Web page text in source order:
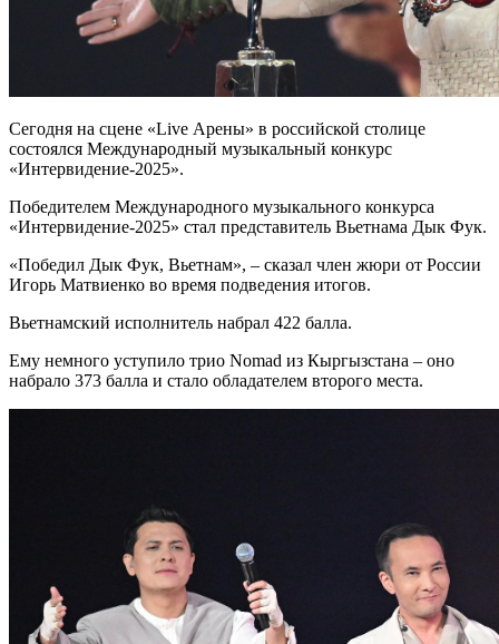
Сегодня на сцене «Live Арены» в российской столице
состоялся Международный музыкальный конкурс
«Интервидение-2025».
Победителем Международного музыкального конкурса
«Интервидение-2025» стал представитель Вьетнама Дык Фук.
«Победил Дык Фук, Вьетнам», – сказал член жюри от России
Игорь Матвиенко во время подведения итогов.
Вьетнамский исполнитель набрал 422 балла.
Ему немного уступило трио Nomad из Кыргызстана – оно
набрало 373 балла и стало обладателем второго места.